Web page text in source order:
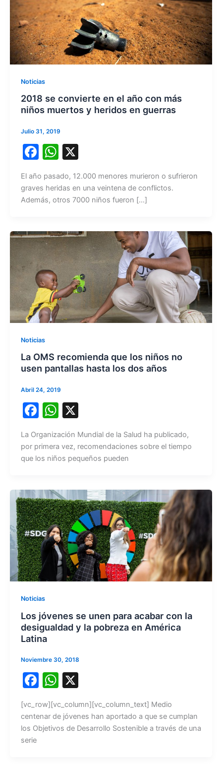
Noticias
2018 se convierte en el año con más
niños muertos y heridos en guerras
Julio 31, 2019
F
c
e
o
o
k
W
at
s
p
p
X
El año pasado, 12.000 menores murieron o sufrieron
graves heridas en una veintena de conflictos.
Además, otros 7000 niños fueron […]
Noticias
La OMS recomienda que los niños no
usen pantallas hasta los dos años
Abril 24, 2019
F
c
e
o
o
k
W
at
s
p
p
X
La Organización Mundial de la Salud ha publicado,
por primera vez, recomendaciones sobre el tiempo
que los niños pequeños pueden
Noticias
Los jóvenes se unen para acabar con la
desigualdad y la pobreza en América
Latina
Noviembre 30, 2018
F
c
e
W
at
s
X
[vc_row][vc_column][vc_column_text] Medio
centenar de jóvenes han aportado a que se cumplan
los Objetivos de Desarrollo Sostenible a través de una
serie